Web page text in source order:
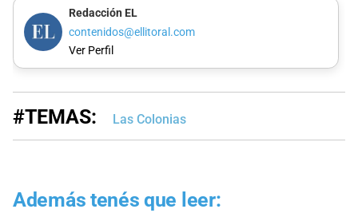
Redacción EL
contenidos@ellitoral.com
Ver Perfil
#TEMAS: Las Colonias
Además tenés que leer: